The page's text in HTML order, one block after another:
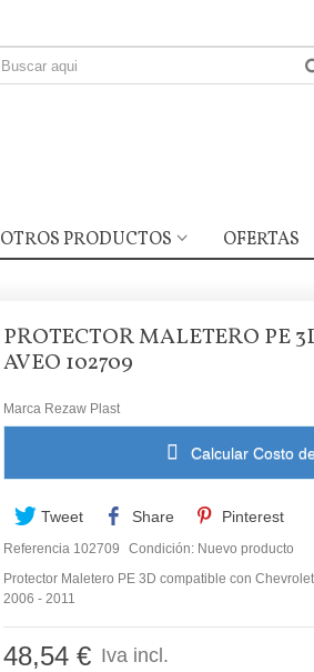
OTROS PRODUCTOS OFERTAS
PROTECTOR MALETERO PE
AVEO 102709
Marca Rezaw Plast
Calcular Costo
Tweet Share Pinterest
Referencia 102709 Condición: Nuevo producto
Protector Maletero PE 3D compatible con
2006 - 2011
48,54 € Iva incl.